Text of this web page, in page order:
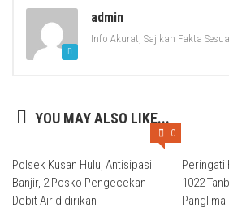
admin
Info Akurat, Sajikan Fakta
YOU MAY ALSO LIKE...
0
Polsek Kusan Hulu, Antisipasi
Banjir, 2 Posko Pengecekan
Debit Air didirikan
Peringati
1022